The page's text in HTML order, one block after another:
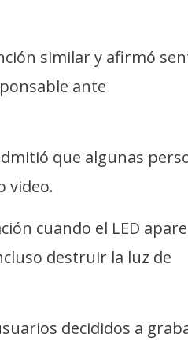
similar y afirmó
ante
que algunas
video.
cuando el LED
destruir la luz de
decididos a